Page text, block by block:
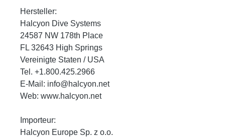
Hersteller:
Halcyon Dive Systems
24587 NW 178th Place
FL 32643 High Springs
Vereinigte Staten / USA
Tel. +1.800.425.2966
E-Mail: info@halcyon.net
Web: www.halcyon.net
Importeur:
Halcyon Europe Sp. z o.o.